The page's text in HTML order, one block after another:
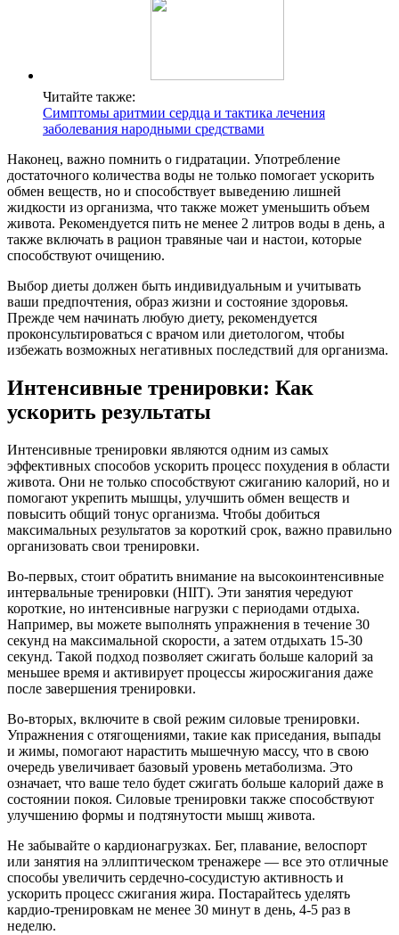
Читайте также:
Симптомы аритмии сердца и тактика лечения
заболевания народными средствами
Наконец, важно помнить о гидратации. Употребление
достаточного количества воды не только помогает ускорить
обмен веществ, но и способствует выведению лишней
жидкости из организма, что также может уменьшить объем
живота. Рекомендуется пить не менее 2 литров воды в день, а
также включать в рацион травяные чаи и настои, которые
способствуют очищению.
Выбор диеты должен быть индивидуальным и учитывать
ваши предпочтения, образ жизни и состояние здоровья.
Прежде чем начинать любую диету, рекомендуется
проконсультироваться с врачом или диетологом, чтобы
избежать возможных негативных последствий для организма.
Интенсивные тренировки: Как
ускорить результаты
Интенсивные тренировки являются одним из самых
эффективных способов ускорить процесс похудения в области
живота. Они не только способствуют сжиганию калорий, но и
помогают укрепить мышцы, улучшить обмен веществ и
повысить общий тонус организма. Чтобы добиться
максимальных результатов за короткий срок, важно правильно
организовать свои тренировки.
Во-первых, стоит обратить внимание на высокоинтенсивные
интервальные тренировки (HIIT). Эти занятия чередуют
короткие, но интенсивные нагрузки с периодами отдыха.
Например, вы можете выполнять упражнения в течение 30
секунд на максимальной скорости, а затем отдыхать 15-30
секунд. Такой подход позволяет сжигать больше калорий за
меньшее время и активирует процессы жиросжигания даже
после завершения тренировки.
Во-вторых, включите в свой режим силовые тренировки.
Упражнения с отягощениями, такие как приседания, выпады
и жимы, помогают нарастить мышечную массу, что в свою
очередь увеличивает базовый уровень метаболизма. Это
означает, что ваше тело будет сжигать больше калорий даже в
состоянии покоя. Силовые тренировки также способствуют
улучшению формы и подтянутости мышц живота.
Не забывайте о кардионагрузках. Бег, плавание, велоспорт
или занятия на эллиптическом тренажере — все это отличные
способы увеличить сердечно-сосудистую активность и
ускорить процесс сжигания жира. Постарайтесь уделять
кардио-тренировкам не менее 30 минут в день, 4-5 раз в
неделю.